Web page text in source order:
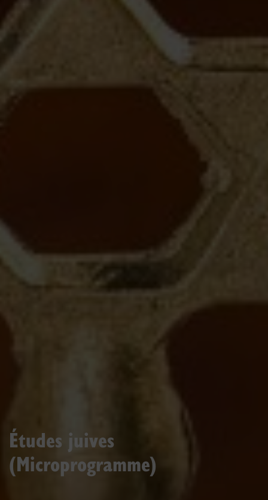
Études juives
(Microprogramme)